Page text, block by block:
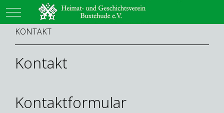
Mobile Menu Toggle
KONTAKT
Kontakt
Kontaktformular